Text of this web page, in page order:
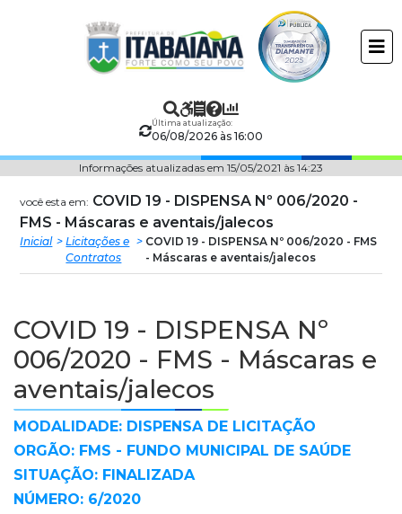
Prefeitura
Municipal
Itabaiana
Última atualização:
06/08/2026 às 16:00
Informações atualizadas em 15/05/2021 às 14:23
você esta em: COVID 19 - DISPENSA Nº 006/2020 -
FMS - Máscaras e aventais/jalecos
Inicial
Licitações e
Contratos
COVID 19 - DISPENSA Nº 006/2020 - FMS
- Máscaras e aventais/jalecos
COVID 19 - DISPENSA Nº
006/2020 - FMS - Máscaras e
aventais/jalecos
MODALIDADE: DISPENSA DE LICITAÇÃO
ORGÃO: FMS - FUNDO MUNICIPAL DE SAÚDE
SITUAÇÃO: FINALIZADA
NÚMERO: 6/2020